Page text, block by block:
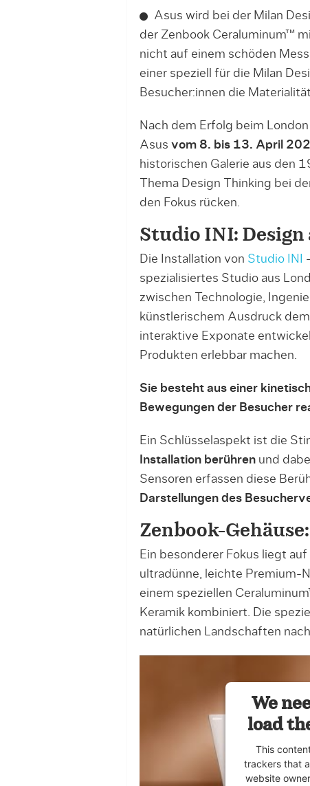
Asus wird bei der Milan
der Zenbook Ceraluminum™
nicht auf einem schöden
einer speziell für die Milan
Besucher:innen die
Nach dem Erfolg beim
Asus vom 8. bis 13. April
historischen Galerie aus den
Thema Design Thinking bei
den Fokus rücken.
Studio INI:
Die Installation von Studio INI
spezialisiertes Studio aus
zwischen Technologie,
künstlerischem Ausdruck
interaktive Exponate
Produkten erlebbar machen.
Sie besteht aus einer
Bewegungen der Besucher
Ein Schlüsselaspekt ist die
Installation berührenund
Sensoren erfassen diese
Darstellungen des
Zenbook-
Ein besonderer Fokus liegt
ultradünne, leichte Premium-
einem speziellen
Keramik kombiniert. Die
natürlichen Landschaften
We
load
This
trackers that
website